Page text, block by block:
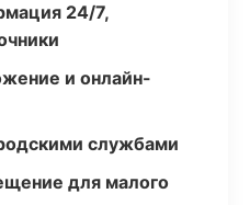
24/7,
и онлайн-
службами
для малого